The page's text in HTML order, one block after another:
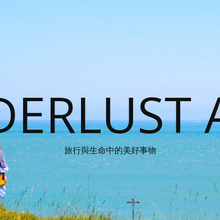
旅行與生命中的美好事物